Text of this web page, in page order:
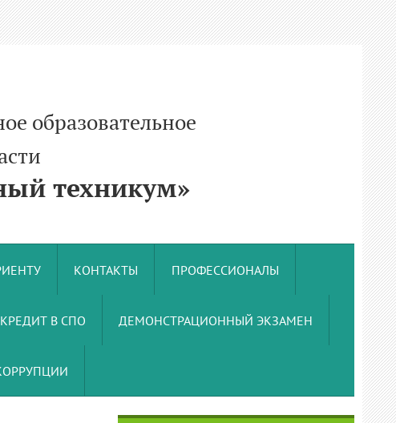
образовательное
техникум»
КОНТАКТЫ ПРОФЕССИОНАЛЫ
В СПО ДЕМОНСТРАЦИОННЫЙ ЭКЗАМЕН